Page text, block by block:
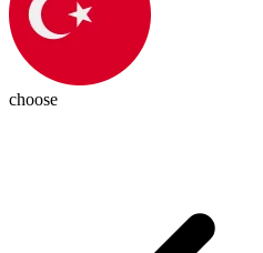
choose